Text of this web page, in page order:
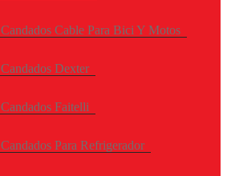
Candados Cable Para Bici Y Motos
Candados Dexter
Candados Faitelli
Candados Para Refrigerador